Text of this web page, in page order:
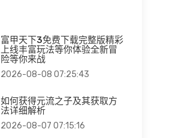
富甲天下3免费下载完整版精彩
上线丰富玩法等你体验全新冒
险等你来战
2026-08-08 07:25:43
如何获得元流之子及其获取方
法详细解析
2026-08-07 07:15:16